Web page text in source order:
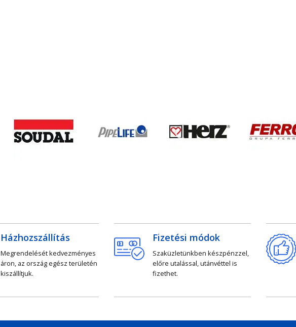
Házhozszállítás
Megrendelését kedvezményes
áron, az ország egész területén
kiszállítjuk.
Fizetési módok
Szaküzletünkben készpénzzel,
előre utalással, utánvéttel is
fizethet.